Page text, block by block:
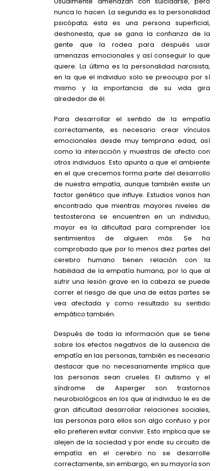
nunca lo hacen. La segunda es la personalidad
psicópata; esta es una persona superficial,
deshonesta, que se gana la confianza de la
gente que la rodea para después usar
amenazas emocionales y así conseguir lo que
quiere. La última es la personalidad narcisista,
en la que el individuo solo se preocupa por sí
mismo y la importancia de su vida gira
alrededor de él.
Para desarrollar el sentido de la empatía
correctamente, es necesario crear vínculos
emocionales desde muy temprana edad, así
como la interacción y muestras de afecto con
otros individuos. Esto apunta a que el ambiente
en el que crecemos forma parte del desarrollo
de nuestra empatía, aunque también existe un
factor genético que influye. Estudios varios han
encontrado que mientras mayores niveles de
testosterona se encuentren en un individuo,
mayor es la dificultad para comprender los
sentimientos de alguien más. Se ha
comprobado que por lo menos diez partes del
cerebro humano tienen relación con la
habilidad de la empatía humana, por lo que al
sufrir una lesión grave en la cabeza se puede
correr el riesgo de que una de estas partes se
vea afectada y como resultado su sentido
empático también.
Después de toda la información que se tiene
sobre los efectos negativos de la ausencia de
empatía en las personas, también es necesario
destacar que no necesariamente implica que
las personas sean crueles. El autismo y el
síndrome de Asperger son trastornos
neurobiológicos en los que al individuo le es de
gran dificultad desarrollar relaciones sociales,
las personas para ellos son algo confuso y por
ello prefieren evitar convivir. Esto implica que se
alejen de la sociedad y por ende su circuito de
empatía en el cerebro no se desarrolle
correctamente, sin embargo, en su mayoría son